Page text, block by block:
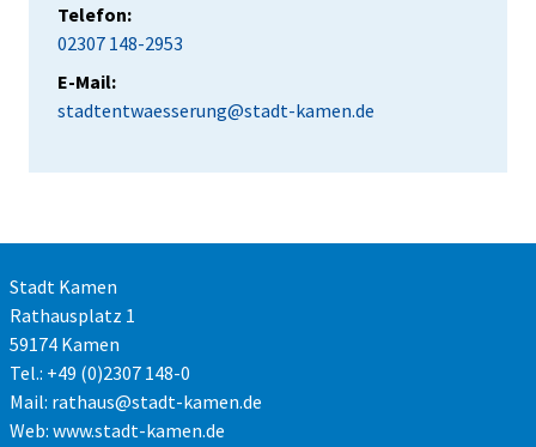
Telefon:
02307 148-2953
E-Mail:
stadtentwaesserung@stadt-kamen.de
Stadt Kamen
Rathausplatz 1
59174 Kamen
Tel.: +49 (0)2307 148-0
Mail: rathaus@stadt-kamen.de
Web: www.stadt-kamen.de